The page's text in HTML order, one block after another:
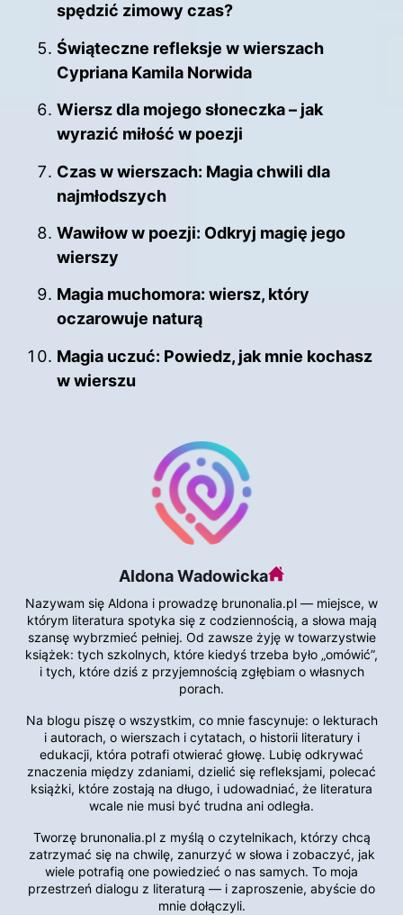
spędzić zimowy czas?
Świąteczne refleksje w wierszach
Cypriana Kamila Norwida
Wiersz dla mojego słoneczka – jak
wyrazić miłość w poezji
Czas w wierszach: Magia chwili dla
najmłodszych
Wawiłow w poezji: Odkryj magię jego
wierszy
Magia muchomora: wiersz, który
oczarowuje naturą
Magia uczuć: Powiedz, jak mnie kochasz
w wierszu
Aldona Wadowicka
Nazywam się Aldona i prowadzę brunonalia.pl — miejsce, w
którym literatura spotyka się z codziennością, a słowa mają
szansę wybrzmieć pełniej. Od zawsze żyję w towarzystwie
książek: tych szkolnych, które kiedyś trzeba było „omówić”,
i tych, które dziś z przyjemnością zgłębiam o własnych
porach.
Na blogu piszę o wszystkim, co mnie fascynuje: o lekturach
i autorach, o wierszach i cytatach, o historii literatury i
edukacji, która potrafi otwierać głowę. Lubię odkrywać
znaczenia między zdaniami, dzielić się refleksjami, polecać
książki, które zostają na długo, i udowadniać, że literatura
wcale nie musi być trudna ani odległa.
Tworzę brunonalia.pl z myślą o czytelnikach, którzy chcą
zatrzymać się na chwilę, zanurzyć w słowa i zobaczyć, jak
wiele potrafią one powiedzieć o nas samych. To moja
przestrzeń dialogu z literaturą — i zaproszenie, abyście do
mnie dołączyli.